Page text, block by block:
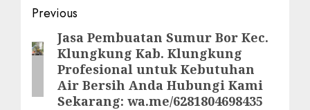
Post
navigation
Previous
Previous
post:
Jasa Pembuatan Sumur Bor Kec.
Klungkung Kab. Klungkung
Profesional untuk Kebutuhan
Air Bersih Anda Hubungi Kami
Sekarang: wa.me/6281804698435